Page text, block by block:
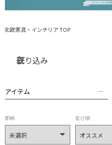
ッ北欧家具・インテリア TOP
絞り込み
アイテム
即納 並び順